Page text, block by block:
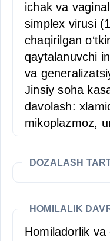
ichak va
simplex virusi
chaqirilgan
qaytalanuvchi
va
Jinsiy soha
davolash:
mikoplazmoz,
DOZALASH
HOMILALIK
Homiladorlik va